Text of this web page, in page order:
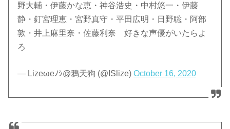
野大輔・伊藤かな恵・神谷浩史・中村悠一・伊藤
静・釘宮理恵・宮野真守・平田広明・日野聡・阿部
敦・井上麻里奈・佐藤利奈 好きな声優がいたらよ
ろ
— Lizeωeﾉｼ@鴉天狗 (@ISlize)October 16, 2020